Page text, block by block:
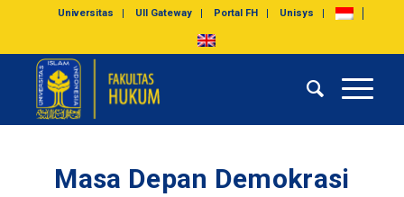
Universitas UII Gateway Portal FH Unisys
Masa Depan Demokrasi